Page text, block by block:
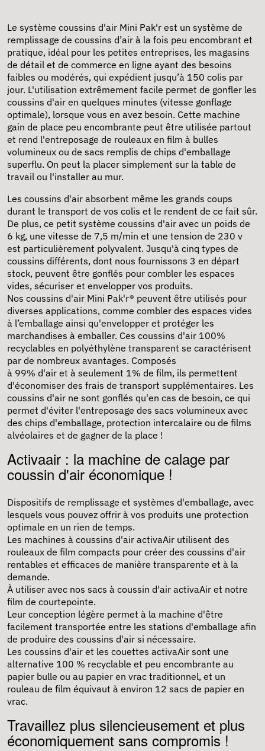
Le système coussins d'air Mini Pak'r est un système de
remplissage de coussins d’air à la fois peu encombrant et
pratique, idéal pour les petites entreprises, les magasins
de détail et de commerce en ligne ayant des besoins
faibles ou modérés, qui expédient jusqu’à 150 colis par
jour. L'utilisation extrêmement facile permet de gonfler les
coussins d'air en quelques minutes (vitesse gonflage
optimale), lorsque vous en avez besoin. Cette machine
gain de place peu encombrante peut être utilisée partout
et rend l'entreposage de rouleaux en film à bulles
volumineux ou de sacs remplis de chips d'emballage
superflu. On peut la placer simplement sur la table de
travail ou l'installer au mur.
Les coussins d'air absorbent même les grands coups
durant le transport de vos colis et le rendent de ce fait sûr.
De plus, ce petit système coussins d'air avec un poids de
6 kg, une vitesse de 7,5 m/min et une tension de 230 v
est particulièrement polyvalent. Jusqu'à cinq types de
coussins différents, dont nous fournissons 3 en départ
stock, peuvent être gonflés pour combler les espaces
vides, sécuriser et envelopper vos produits.
Nos coussins d'air Mini Pak'r® peuvent être utilisés pour
diverses applications, comme combler des espaces vides
à l’emballage ainsi qu'envelopper et protéger les
marchandises à emballer. Ces coussins d'air 100%
recyclables en polyéthylène transparent se caractérisent
par de nombreux avantages. Composés
à 99% d'air et à seulement 1% de film, ils permettent
d'économiser des frais de transport supplémentaires. Les
coussins d'air ne sont gonflés qu'en cas de besoin, ce qui
permet d'éviter l'entreposage des sacs volumineux avec
des chips d'emballage, protection intercalaire ou de films
alvéolaires et de gagner de la place !
Activaair : la machine de calage par
coussin d'air économique !
Dispositifs de remplissage et systèmes d'emballage, avec
lesquels vous pouvez offrir à vos produits une protection
optimale en un rien de temps.
Les machines à coussins d'air activaAir utilisent des
rouleaux de film compacts pour créer des coussins d'air
rentables et efficaces de manière transparente et à la
demande.
À utiliser avec nos sacs à coussin d'air activaAir et notre
film de courtepointe.
Leur conception légère permet à la machine d'être
facilement transportée entre les stations d'emballage afin
de produire des coussins d'air si nécessaire.
Les coussins d'air et les couettes activaAir sont une
alternative 100 % recyclable et peu encombrante au
papier bulle ou au papier en vrac traditionnel, et un
rouleau de film équivaut à environ 12 sacs de papier en
vrac.
Travaillez plus silencieusement et plus
économiquement sans compromis !